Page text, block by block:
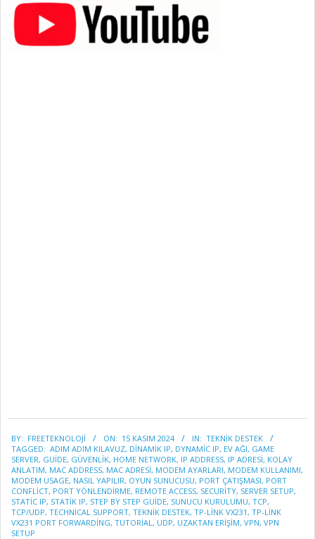
11-
15
BY: FREETEKNOLOJI ON: 15 KASIM 2024 IN: TEKNİK DESTEK
TAGGED: ADIM ADIM KILAVUZ, DINAMIK IP, DYNAMIC IP, EV AĞI, GAME
SERVER, GUIDE, GÜVENLIK, HOME NETWORK, IP ADDRESS, IP ADRESI, KOLAY
ANLATIM, MAC ADDRESS, MAC ADRESI, MODEM AYARLARI, MODEM KULLANIMI,
MODEM USAGE, NASIL YAPILIR, OYUN SUNUCUSU, PORT ÇATIŞMASI, PORT
CONFLICT, PORT YÖNLENDIRME, REMOTE ACCESS, SECURITY, SERVER SETUP,
STATIC IP, STATIK IP, STEP BY STEP GUIDE, SUNUCU KURULUMU, TCP,
TCP/UDP, TECHNICAL SUPPORT, TEKNIK DESTEK, TP-LINK VX231 , TP-LINK
VX231 PORT FORWARDING, TUTORIAL , UDP, UZAKTAN ERIŞIM, VPN, VPN
SETUP